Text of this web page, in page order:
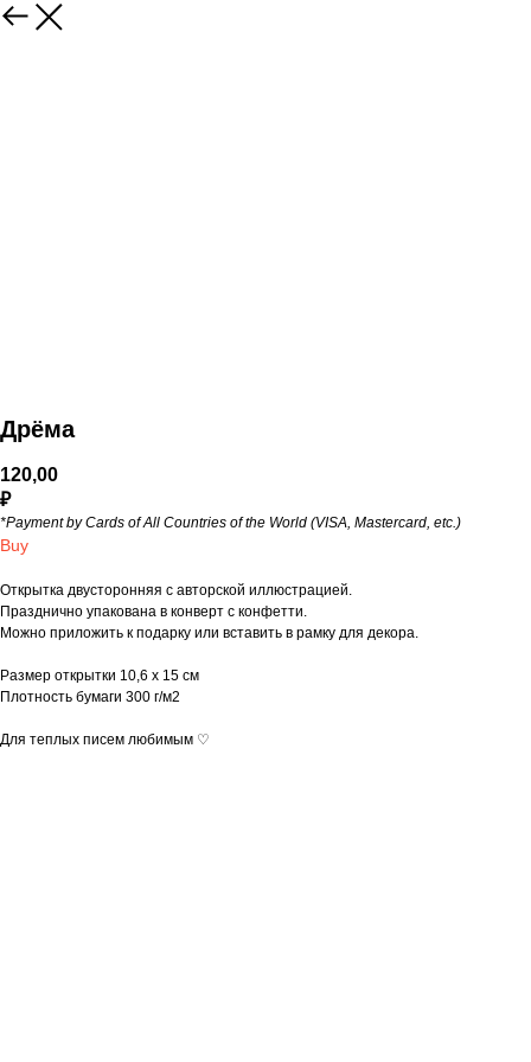
Дрёма
120,00
₽
*Payment by Cards of All Countries of the World (VISA, Mastercard, etc.)
Buy
Открытка двусторонняя с авторской иллюстрацией.
Празднично упакована в конверт с конфетти.
Можно приложить к подарку или вставить в рамку для декора.
Размер открытки 10,6 x 15 см
Плотность бумаги 300 г/м2
Для теплых писем любимым ♡